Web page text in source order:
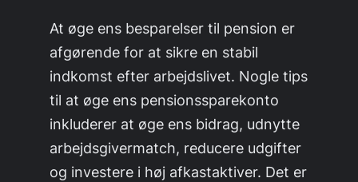
At øge ens besparelser til pension er
afgørende for at sikre en stabil
indkomst efter arbejdslivet. Nogle tips
til at øge ens pensionssparekonto
inkluderer at øge ens bidrag, udnytte
arbejdsgivermatch, reducere udgifter
og investere i høj afkastaktiver. Det er